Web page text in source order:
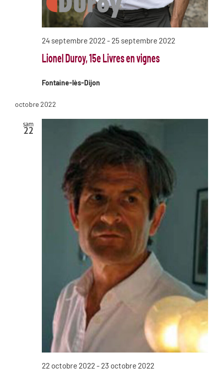
Lionel Duroy, 15e Livres en vignes
24 septembre 2022 - 25 septembre 2022
Fontaine-lès-Dijon
octobre 2022
sam
22
22 octobre 2022 - 23 octobre 2022